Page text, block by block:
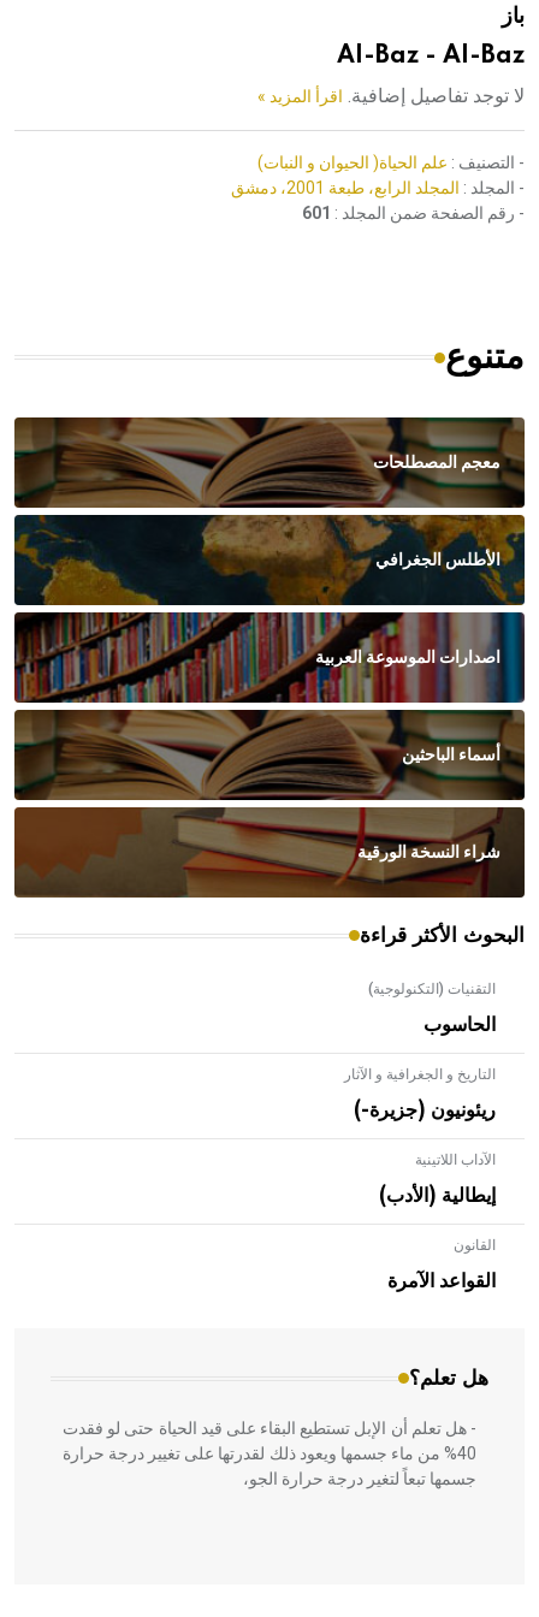
باز
Al-Baz - Al-Baz
لا توجد تفاصيل إضافية. اقرأ المزيد »
- التصنيف : علم الحياة( الحيوان و النبات)
- المجلد : المجلد الرابع، طبعة 2001، دمشق
- رقم الصفحة ضمن المجلد : 601
متنوع
معجم المصطلحات
الأطلس الجغرافي
اصدارات الموسوعة العربية
أسماء الباحثين
شراء النسخة الورقية
البحوث الأكثر قراءة
التقنيات (التكنولوجية)
الحاسوب
التاريخ و الجغرافية و الآثار
ريئونيون (جزيرة-)
الآداب اللاتينية
إيطالية (الأدب)
القانون
القواعد الآمرة
هل تعلم؟
- هل تعلم أن الأبلق نوع من الفنون الهندسية التي ارتبطت
بالعمارة الإسلامية في بلاد الشام ومصر خاصة، حيث يحرص
المعمار على بناء مداميكه وخاصة في الواجهات
- هل تعلم أن الإبل تستطيع البقاء على قيد الحياة حتى لو فقدت
40% من ماء جسمها ويعود ذلك لقدرتها على تغيير درجة حرارة
جسمها تبعاً لتغير درجة حرارة الجو،